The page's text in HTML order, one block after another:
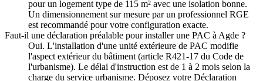
pour un logement type de 115 m² avec une isolation bonne.
Un dimensionnement sur mesure par un professionnel RGE
est recommandé pour votre configuration exacte.
Faut-il une déclaration préalable pour installer une PAC à Agde ?
Oui. L'installation d'une unité extérieure de PAC modifie
l'aspect extérieur du bâtiment (article R421-17 du Code de
l'urbanisme). Le délai d'instruction est de 1 à 2 mois selon la
charge du service urbanisme. Déposez votre Déclaration